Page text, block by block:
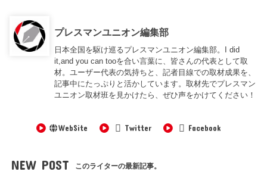
プレスマンユニオン編集部
日本全国を駆け巡るプレスマンユニオン編集部。I did
it,and you can tooを合い言葉に、皆さんの代表として取
材。ユーザー代表の気持ちと、記者目線での取材成果を、
記事中にたっぷりと活かしています。取材先でプレスマン
ユニオン取材班を見かけたら、ぜひ声をかけてください！
WebSite Twitter Facebook
NEW POST このライターの最新記事。